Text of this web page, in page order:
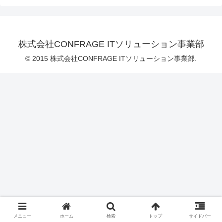
株式会社CONFRAGE ITソリューション事業部
© 2015 株式会社CONFRAGE ITソリューション事業部.
メニュー ホーム 検索 トップ サイドバー